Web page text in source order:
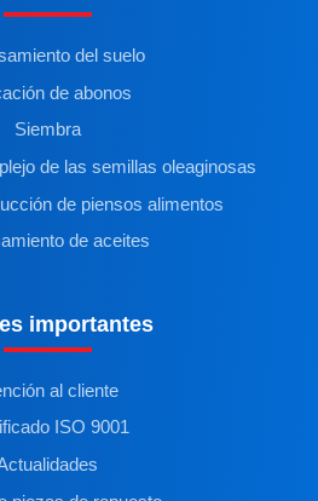
del suelo
de abonos
Siembra
de las semillas oleaginosas
de piensos alimentos
de aceites
importantes
al cliente
ISO 9001